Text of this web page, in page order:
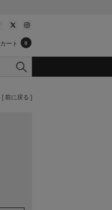
カート 0
[ 前に戻る ]